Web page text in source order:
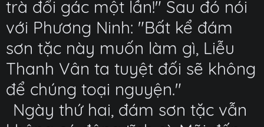
trà đổi gác một lần!" Sau đó nói
với Phương Ninh: "Bất kể đám
sơn tặc này muốn làm gì, Liễu
Thanh Vân ta tuyệt đối sẽ không
để chúng toại nguyện."
Ngày thứ hai, đám sơn tặc vẫn